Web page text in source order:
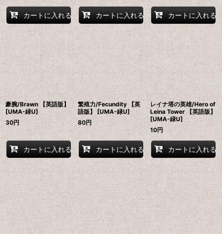
カートに入れる カートに入れる カートに入れる
豪腕/Brawn 【英語版】
[UMA-緑U]
30円
カートに入れる
繁殖力/Fecundity 【英
語版】 [UMA-緑U]
80円
カートに入れる
レイナ塔の英雄/Hero of
Leina Tower 【英語版】
[UMA-緑U]
10円
カートに入れる